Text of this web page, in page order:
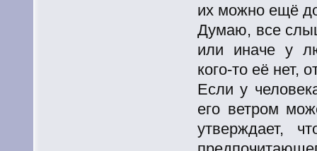
их можно ещё
Думаю, все
или иначе у
кого-то её нет,
Если у
его ветром
утверждает,